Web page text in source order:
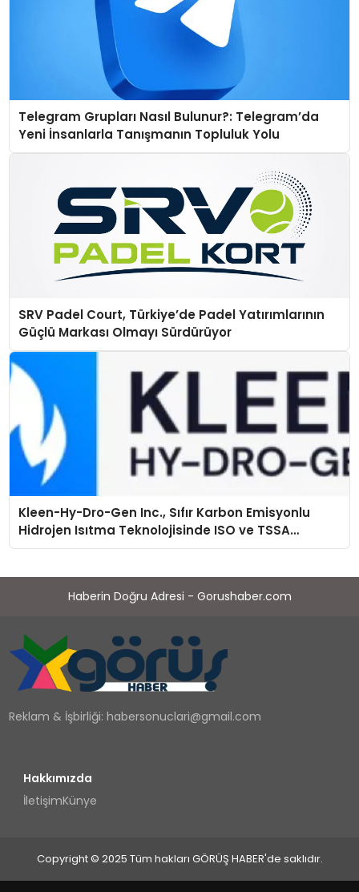
Telegram Grupları Nasıl Bulunur?: Telegram’da
Yeni İnsanlarla Tanışmanın Topluluk Yolu
SRV Padel Court, Türkiye’de Padel Yatırımlarının
Güçlü Markası Olmayı Sürdürüyor
Kleen-Hy-Dro-Gen Inc., Sıfır Karbon Emisyonlu
Hidrojen Isıtma Teknolojisinde ISO ve TSSA
Düzenleyici Onaylarını Aldı
Haberin Doğru Adresi - Gorushaber.com
Reklam & İşbirliği:habersonuclari@gmail.com
Hakkımızda
İletişimKünye
Copyright © 2025 Tüm hakları GÖRÜŞ HABER'de saklıdır.